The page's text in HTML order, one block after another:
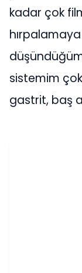
kadar çok
sistemim çok
gastrit, baş